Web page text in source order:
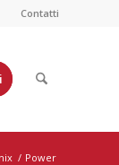
Contatti
/ Power